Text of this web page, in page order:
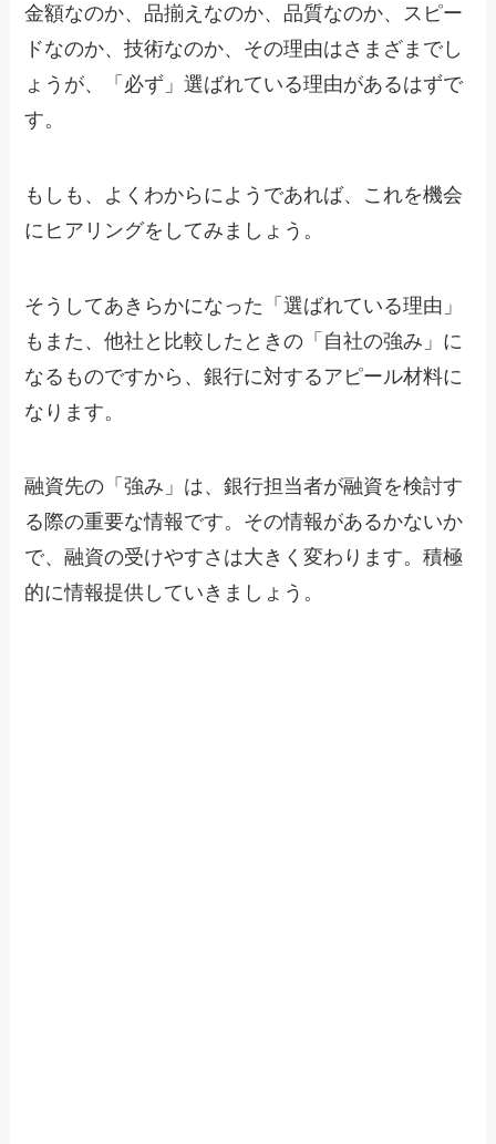
金額なのか、品揃えなのか、品質なのか、スピー
ドなのか、技術なのか、その理由はさまざまでし
ょうが、「必ず」選ばれている理由があるはずで
す。
もしも、よくわからにようであれば、これを機会
にヒアリングをしてみましょう。
そうしてあきらかになった「選ばれている理由」
もまた、他社と比較したときの「自社の強み」に
なるものですから、銀行に対するアピール材料に
なります。
融資先の「強み」は、銀行担当者が融資を検討す
る際の重要な情報です。その情報があるかないか
で、融資の受けやすさは大きく変わります。積極
的に情報提供していきましょう。